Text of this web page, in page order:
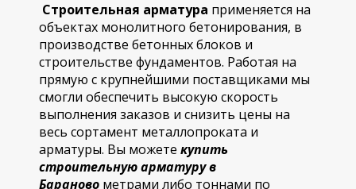
Строительная арматура применяется на
объектах монолитного бетонирования, в
производстве бетонных блоков и
строительстве фундаментов. Работая на
прямую с крупнейшими поставщиками мы
смогли обеспечить высокую скорость
выполнения заказов и снизить цены на
весь сортамент металлопроката и
арматуры. Вы можете купить
строительнуюарматуру в
Бараново метрами либо тоннами по